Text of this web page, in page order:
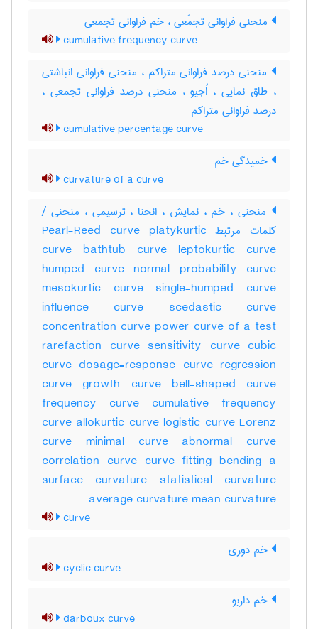
منحنی فراوانی تجمّعی ، خم فراوانی تجمعی
cumulative frequency curve
منحنی درصد فراوانی متراکم ، منحنی فراوانی انباشتی
، طاق نمایی ، اُجیو ، منحنی درصد فراوانی تجمعی ،
درصد فراوانی متراکم
cumulative percentage curve
خمیدگی خم
curvature of a curve
منحنی ، خم ، نمایش ، انحنا ، ترسیمی ، منحنی /
کلمات مرتبط Pearl-Reed curve platykurtic
curve bathtub curve leptokurtic curve
humped curve normal probability curve
mesokurtic curve single-humped curve
influence curve scedastic curve
concentration curve power curve of a test
rarefaction curve sensitivity curve cubic
curve dosage-response curve regression
curve growth curve bell-shaped curve
frequency curve cumulative frequency
curve allokurtic curve logistic curve Lorenz
curve minimal curve abnormal curve
correlation curve curve fitting bending a
surface curvature statistical curvature
average curvature mean curvature
curve
خم دوری
cyclic curve
خم داربو
darboux curve